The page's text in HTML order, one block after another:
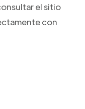
el sitio
con